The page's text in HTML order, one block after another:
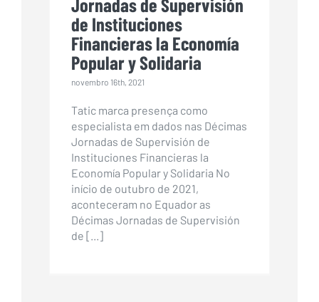
Jornadas de Supervisión
de Instituciones
Financieras la Economía
Popular y Solidaria
novembro 16th, 2021
Tatic marca presença como
especialista em dados nas Décimas
Jornadas de Supervisión de
Instituciones Financieras la
Economía Popular y Solidaria No
início de outubro de 2021,
aconteceram no Equador as
Décimas Jornadas de Supervisión
de [...]